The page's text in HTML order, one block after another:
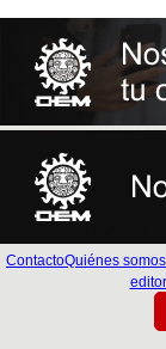
ContactoQuiénes somos